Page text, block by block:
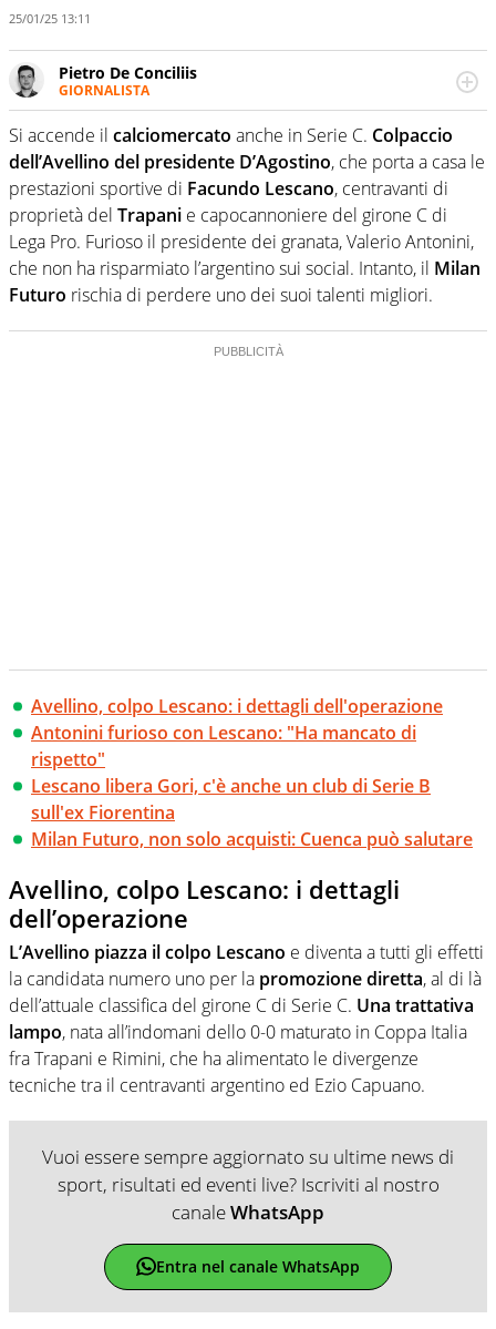
25/01/25 13:11
Pietro De Conciliis
GIORNALISTA
Giornalista pubblicista e speaker radiofonico, per Virgilio
Sport si occupa di calcio con uno sguardo attento e
competente sui campionati di Serie B e Serie C
Si accende il calciomercato anche in Serie C. Colpaccio
dell’Avellino del presidente D’Agostino, che porta a casa le
prestazioni sportive di Facundo Lescano, centravanti di
proprietà del Trapani e capocannoniere del girone C di
Lega Pro. Furioso il presidente dei granata, Valerio Antonini,
che non ha risparmiato l’argentino sui social. Intanto, il Milan
Futuro rischia di perdere uno dei suoi talenti migliori.
Avellino, colpo Lescano: i dettagli dell'operazione
Antonini furioso con Lescano: "Ha mancato di
rispetto"
Lescano libera Gori, c'è anche un club di Serie B
sull'ex Fiorentina
Milan Futuro, non solo acquisti: Cuenca può salutare
Avellino, colpo Lescano: i dettagli
dell’operazione
L’Avellino piazza il colpo Lescano e diventa a tutti gli effetti
la candidata numero uno per la promozione diretta, al di là
dell’attuale classifica del girone C di Serie C. Una trattativa
lampo, nata all’indomani dello 0-0 maturato in Coppa Italia
fra Trapani e Rimini, che ha alimentato le divergenze
tecniche tra il centravanti argentino ed Ezio Capuano.
Vuoi essere sempre aggiornato su ultime news di
sport, risultati ed eventi live? Iscriviti al nostro
canaleWhatsApp
Entra nel canale WhatsApp